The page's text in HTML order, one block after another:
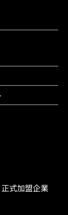
正式加盟企業